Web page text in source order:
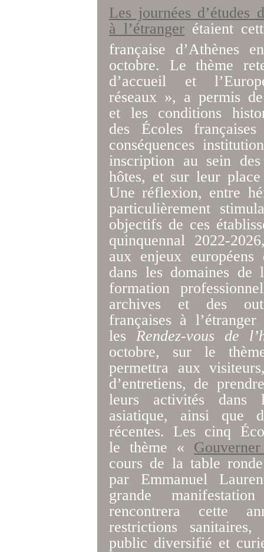
Les journées d’études
à l’étranger étaient
française d’Athènes
octobre. Le thème
d’accueil et
réseaux », a permis
et les conditions
des Écoles
conséquences
inscription au sein
hôtes, et sur leur
Une réflexion, entre
particulièrement
objectifs de ces
quinquennal 2022-
aux enjeux
dans les domaines
formation
archives et des
françaises à
les Rendez-vous de
octobre, sur le
permettra aux
d’entretiens, de
leurs activités dans
asiatique, ainsi que
récentes. Les cinq
le thème «
cours de la table
par Emmanuel
grande
rencontrera cette
restrictions
public diversifié et